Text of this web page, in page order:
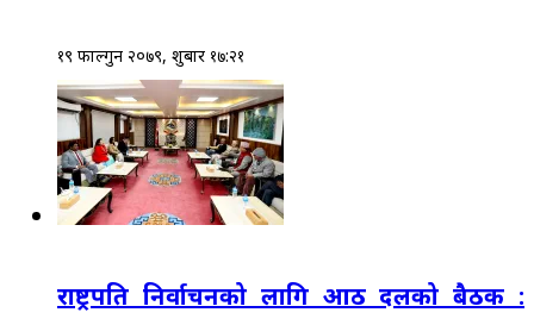
१९ फाल्गुन २०७९, शुक्रबार १७:२१
राष्ट्रपति निर्वाचनको लागि आठ दलको बैठक :